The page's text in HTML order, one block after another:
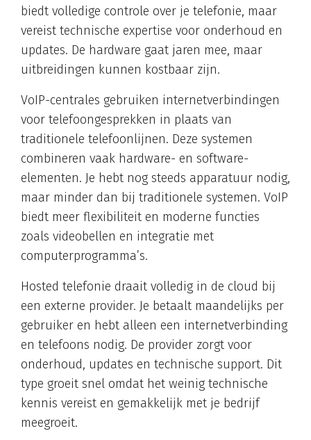
biedt volledige controle over je telefonie, maar
vereist technische expertise voor onderhoud en
updates. De hardware gaat jaren mee, maar
uitbreidingen kunnen kostbaar zijn.
VoIP-centrales gebruiken internetverbindingen
voor telefoongesprekken in plaats van
traditionele telefoonlijnen. Deze systemen
combineren vaak hardware- en software-
elementen. Je hebt nog steeds apparatuur nodig,
maar minder dan bij traditionele systemen. VoIP
biedt meer flexibiliteit en moderne functies
zoals videobellen en integratie met
computerprogramma’s.
Hosted telefonie draait volledig in de cloud bij
een externe provider. Je betaalt maandelijks per
gebruiker en hebt alleen een internetverbinding
en telefoons nodig. De provider zorgt voor
onderhoud, updates en technische support. Dit
type groeit snel omdat het weinig technische
kennis vereist en gemakkelijk met je bedrijf
meegroeit.